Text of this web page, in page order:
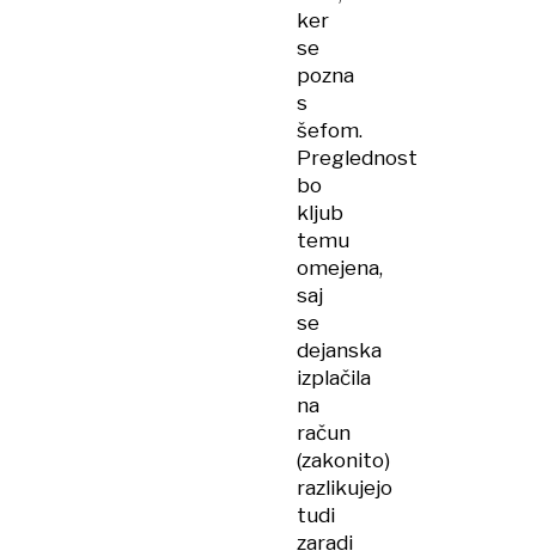
ker
se
pozna
s
šefom.
Preglednost
bo
kljub
temu
omejena,
saj
se
dejanska
izplačila
na
račun
(zakonito)
razlikujejo
tudi
zaradi